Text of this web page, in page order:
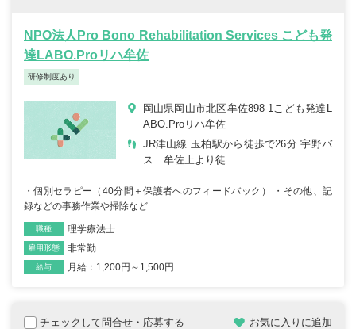
NPO法人Pro Bono Rehabilitation Services こども発
達LABO.Proリハ牟佐
研修制度あり
岡山県岡山市北区牟佐898-1こども発達L
ABO.Proリハ牟佐
JR津山線 玉柏駅から徒歩で26分 宇野バ
ス 牟佐上より徒...
・個別セラピー（40分間＋保護者へのフィードバック） ・その他、記
録などの事務作業や掃除など
職種 理学療法士
雇用形態 非常勤
給与 月給：1,200円～1,500円
チェックして問合せ・応募する お気に入りに追加